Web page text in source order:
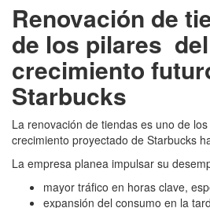
Renovación de
de los pilares del
crecimiento
Starbucks
La renovación de tiendas es uno de
crecimiento proyectado de Starbucks
La empresa planea impulsar su
mayor tráfico en horas clave,
expansión del consumo en la